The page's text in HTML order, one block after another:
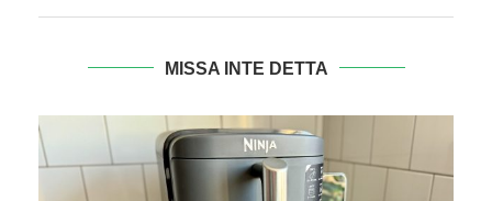
MISSA INTE DETTA